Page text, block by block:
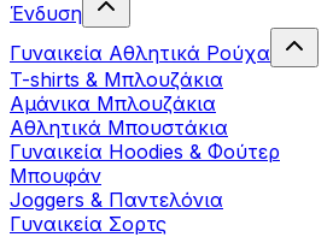
Ένδυση
Γυναικεία Αθλητικά Ρούχα
T-shirts & Μπλουζάκια
Αμάνικα Μπλουζάκια
Aθλητικά Μπουστάκια
Γυναικεία Hoodies & Φούτερ
Μπουφάν
Joggers & Παντελόνια
Γυναικεία Σορτς